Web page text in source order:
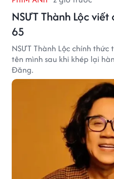
NSƯT Thành Lộc
65
NSƯT Thành Lộc chính
tên mình sau khi khép lại
Đăng.